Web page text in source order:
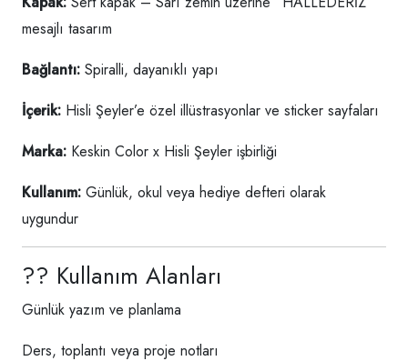
mesajlı tasarım
Bağlantı: Spiralli, dayanıklı yapı
İçerik: Hisli Şeyler’e özel illüstrasyonlar ve sticker sayfaları
Marka: Keskin Color x Hisli Şeyler işbirliği
Kullanım: Günlük, okul veya hediye defteri olarak
uygundur
?? Kullanım Alanları
Günlük yazım ve planlama
Ders, toplantı veya proje notları